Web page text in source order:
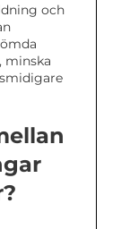
och
minska